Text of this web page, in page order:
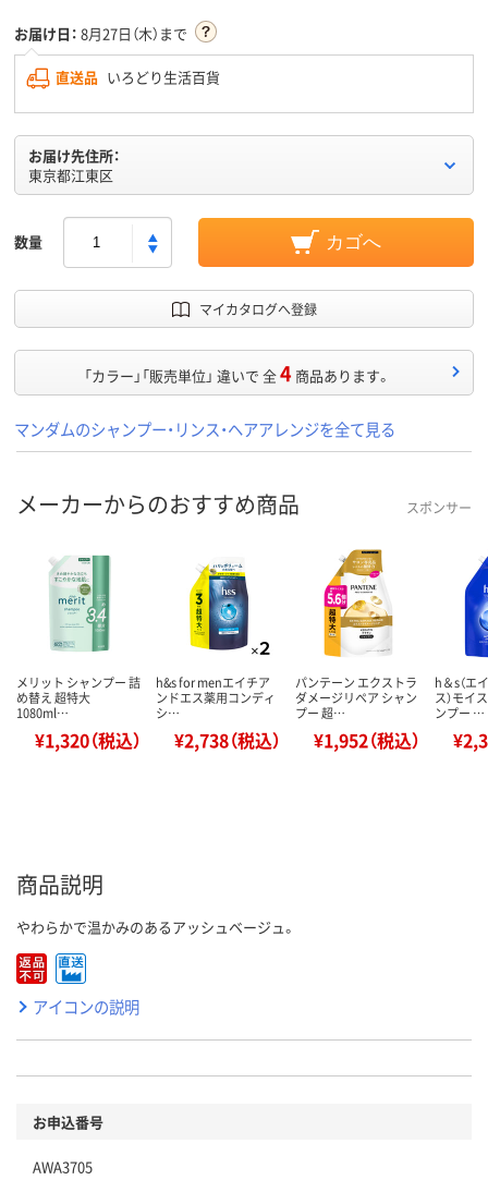
お届け日： 8月27日（木）まで
直送品 いろどり生活百貨
お届け先住所：
東京都江東区
数量 カゴへ
マイカタログへ登録
「カラー」「販売単位」 違いで 全4 商品あります。
マンダムのシャンプー・リンス・ヘアアレンジを全て見る
メーカーからのおすすめ商品 スポンサー
メリット シャンプー 詰
め替え 超特大
1080ml…
¥1,320（税込）
h&s for menエイチア
ンドエス薬用コンディ
シ…
¥2,738（税込）
パンテーン エクストラ
ダメージリペア シャン
プー 超…
¥1,952（税込）
h＆s（エ
ス）モイ
ンプー …
商品説明
やわらかで温かみのあるアッシュベージュ。
アイコンの説明
お申込番号
AWA3705